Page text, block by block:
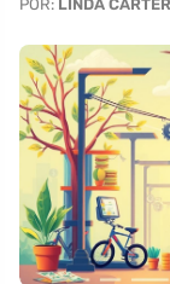
POR: LINDA CARTER